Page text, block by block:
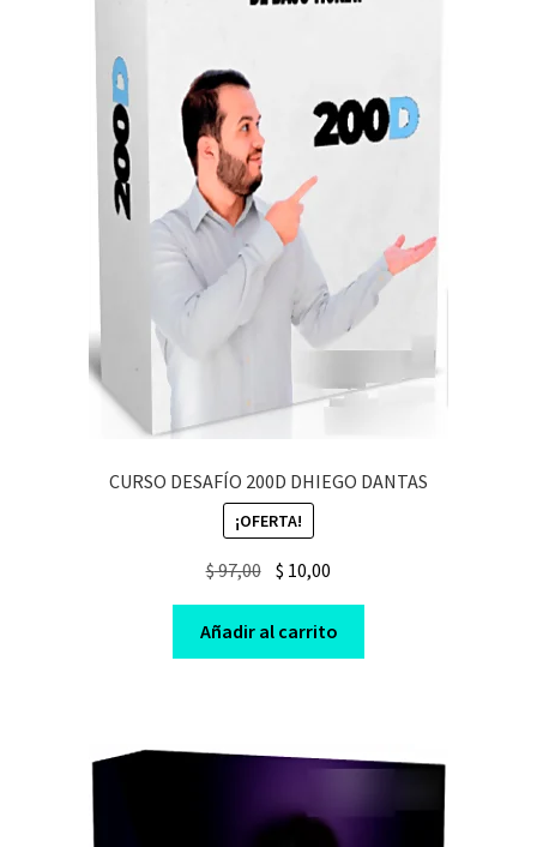
CURSO DESAFÍO 200D DHIEGO DANTAS
¡OFERTA!
$97,00 Original
was:
$ 97,00.
$ 10,00
is:
$ 10,00.
Añadir al carrito